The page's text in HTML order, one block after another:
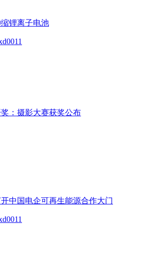
锂离子电池
奖：摄影大赛获奖公布
中国电企可再生能源合作大门